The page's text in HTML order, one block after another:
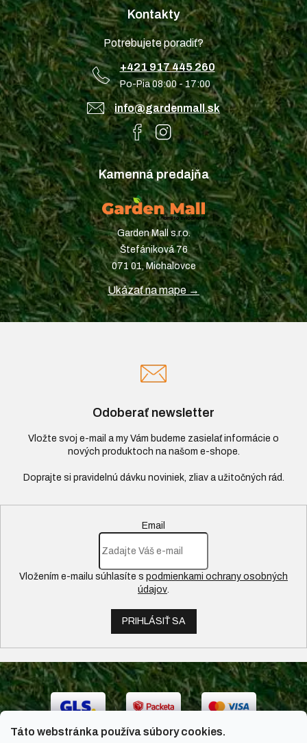
Táto webstránka používa súbory cookies.
Kontakty
Potrebujete poradiť?
+421 917 445 260
Po-Pia 08:00 - 17:00
info@gardenmall.sk
Kamenná predajňa
Garden Mall s.r.o.
Štefániková 76
071 01, Michalovce
Ukázať na mape →
Odoberať newsletter
Vložte svoj e-mail a my Vám budeme zasielať informácie o
nových produktoch na našom e-shope.
Email
Vložením e-mailu súhlasíte s podmienkami ochrany osobných
údajov.
PRIHLÁSIŤ SA